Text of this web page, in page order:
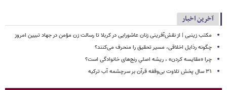
آخرین اخبار
مکتب زینبی | از نقش‌آفرینی زنان عاشورایی در کربلا تا رسالت زن مؤمن در جهاد تبیین امروز
چگونه رذایل اخلاقی، مسیر تحقیق را منحرف می‌کنند؟
چرا «مقایسه کردن» ، ریشه اصلیِ رنج‌های خانوادگی است؟
۳۱ سال پخش تلاوت بی‌وقفه قرآن بر سرچشمه آب ترکیه